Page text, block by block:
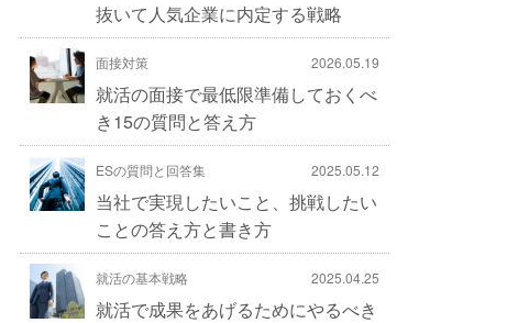
抜いて人気企業に内定する戦略
面接対策 2026.05.19
就活の面接で最低限準備しておくべ
き15の質問と答え方
ESの質問と回答集 2025.05.12
当社で実現したいこと、挑戦したい
ことの答え方と書き方
就活の基本戦略 2025.04.25
就活で成果をあげるためにやるべき